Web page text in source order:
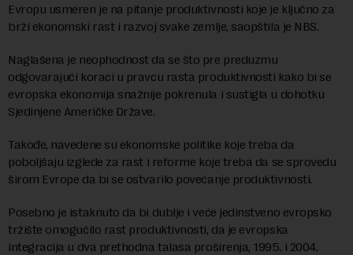
Evropu usmeren je na pitanje produktivnosti koje je ključno za
brži ekonomski rast i razvoj svake zemlje, saopštila je NBS.
Naglašena je neophodnost da se što pre preduzmu
odgovarajući koraci u pravcu rasta produktivnosti kako bi se
evropska ekonomija snažnije pokrenula i sustigla u dohotku
Sjedinjene Američke Države.
Takođe, navedene su ekonomske politike koje treba da
poboljšaju izglede za rast i reforme koje treba da se sprovedu
širom Evrope da bi se ostvarilo povećanje produktivnosti.
Posebno je istaknuto da bi dublje i veće jedinstveno evropsko
tržište omogućilo rast produktivnosti, da je evropska
integracija u dva prethodna talasa proširenja, 1995. i 2004.